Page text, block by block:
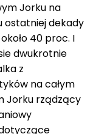
Jorku na
ostatniej dekady
40 proc. I
dwukrotnie
z
na całym
Jorku rządzący